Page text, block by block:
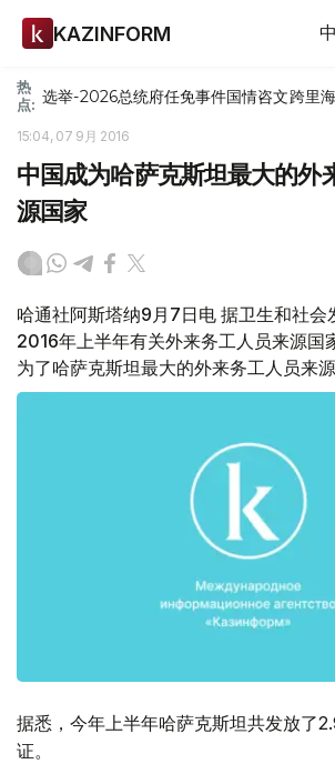
KAZINFORM
热
点: 选举-2026总统府任免事件国情咨文跨里
15:04, 07 9月 2016
中国成为哈萨克斯坦最大的外
源国家
哈通社阿斯塔纳9月7日电 据卫生和社会
2016年上半年有关外来务工人员来源国
为了哈萨克斯坦最大的外来务工人员来源
据悉，今年上半年哈萨克斯坦共发放了
证。